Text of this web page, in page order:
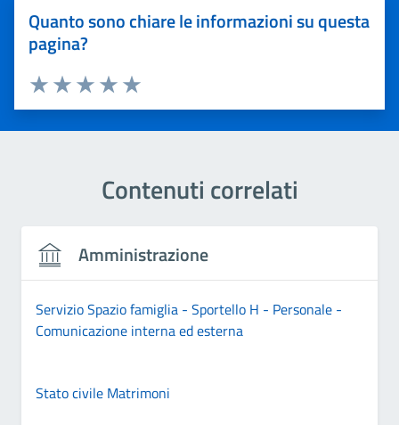
Quanto sono chiare le informazioni su questa
pagina?
Valuta 5 stelle su 5
Valuta 4 stelle su 5
Valuta 3 stelle su 5
Valuta 2 stelle su 5
Valuta 1 stelle su 5
Contenuti correlati
Amministrazione
Servizio Spazio famiglia - Sportello H - Personale -
Comunicazione interna ed esterna
Stato civile Matrimoni